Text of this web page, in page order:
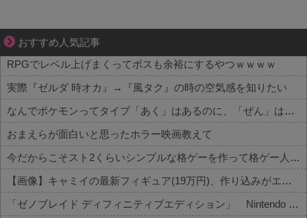
おすすめ人気記事
【マンガ】バラシ屋トシヤの漫画セレクション
RPGでレベル上げまくってボスも余裕にするやつｗｗｗｗ
実際『ゼルダ 時オカ』→『風タク』の時の空気感を知りたい
なんでポケモンってタイプ「あく」はあるのに、「ぜん」は無いの？
おまえらが面白いと思ったホラー映画教えて
今だからこそスト2くらいシンプルな格ゲーを作って格ゲー人口を増やした方がいいと思う
【画像】キャミイの最新フィギュア(19万円)、作り込みがエグすぎるｗｗｗｗｗ 他
「ゼノブレイド ディフィニティブエディション」 Nintendo Switch 2 Edition 3,713 本 他